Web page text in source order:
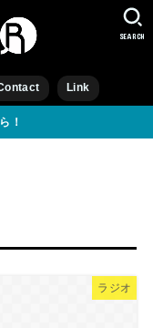
Link
SEARCH
！
ラジオ